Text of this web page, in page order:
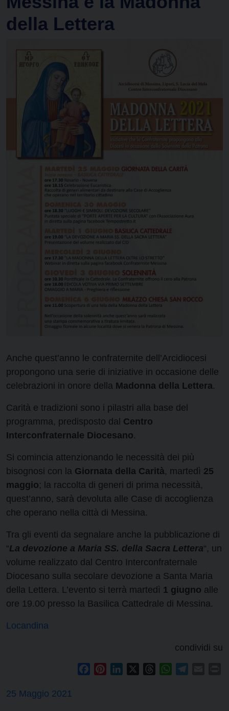
della Lettera
Anche quest’anno le confraternite dell’Arcidiocesi
propongono una serie di iniziative in occasione delle
celebrazioni in onore della Madonna della Lettera.
Carità e tradizioni sono i pilastri alla base del
programma, predisposto dal Centro
Interconfraternale Diocesano.
Si comincia attenzionando le necessità dei più
bisognosi con la Giornata della Carità, martedì 25
maggio; la raccolta di generi di prima necessità,
quest’anno, sarà devoluta alle Case di accoglienza
che operano nella città di Messina.
Tra gli eventi da segnalare anche la pubblicazione di
“La devozione a Maria SS. della Sacra Lettera“, un
volume realizzato dal Centro Interconfraternale
Diocesano sulla secolare devozione a Santa Maria
della Lettera. L’evento si terrà martedì 1 giugno alle
ore 19.00 presso la Basilica Cattedrale di Messina.
Locandina
condividi su
FacebookPinterestLinkedIn ThreadsWhatsApp
25 Maggio 2021